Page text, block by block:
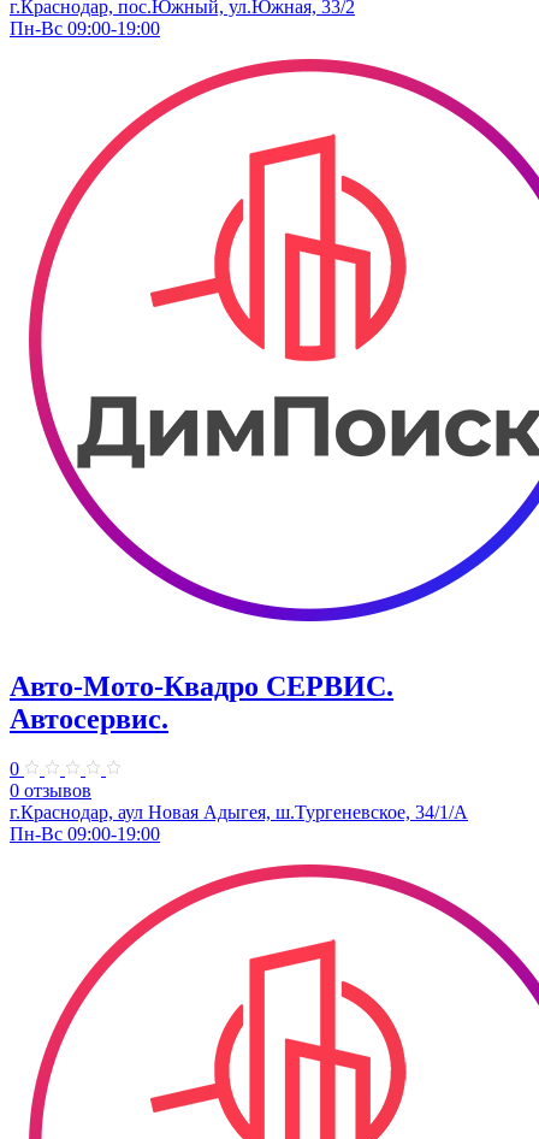
г.Краснодар, пос.Южный, ул.Южная, 33/2
Пн-Вс 09:00-19:00
Авто-Мото-Квадро СЕРВИС.
Автосервис.
0
0 отзывов
г.Краснодар, аул Новая Адыгея, ш.Тургеневское, 34/1/А
Пн-Вс 09:00-19:00